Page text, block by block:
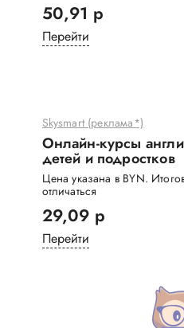
50,91 р
Перейти
Skysmart (реклама*)
Онлайн-курсы
детей и подростков
Цена указана в BYN.
отличаться
29,09 р
Перейти